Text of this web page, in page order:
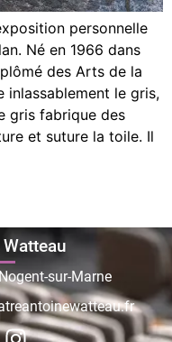
personnelle
Né en 1966 dans
des Arts de la
inlassablement le gris,
gris fabrique des
et suture la toile. Il
sur-Marne